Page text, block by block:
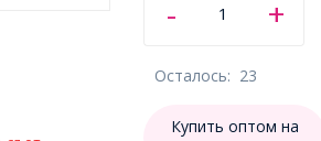
Осталось: 23
Купить оптом на